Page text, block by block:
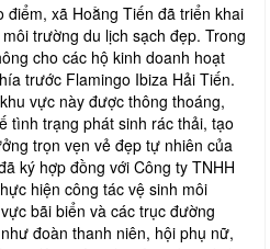
điểm, xã Hoằng Tiến đã triển khai
trường du lịch sạch đẹp. Trong
cho các hộ kinh doanh hoạt
trước Flamingo Ibiza Hải Tiến.
vực này được thông thoáng,
tình trạng phát sinh rác thải, tạo
trọn vẹn vẻ đẹp tự nhiên của
ký hợp đồng với Công ty TNHH
hiện công tác vệ sinh môi
bãi biển và các trục đường
đoàn thanh niên, hội phụ nữ,